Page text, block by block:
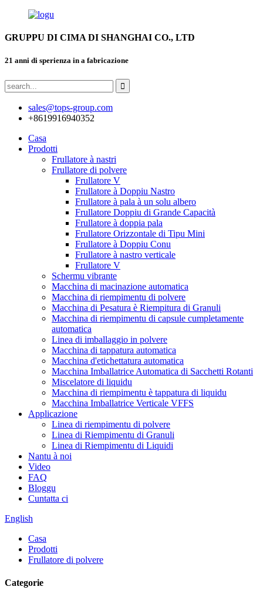
GRUPPU DI CIMA DI SHANGHAI CO., LTD
21 anni di sperienza in a fabricazione
sales@tops-group.com
+8619916940352
Casa
Prodotti
Frullatore à nastri
Frullatore di polvere
Frullatore V
Frullatore à Doppiu Nastro
Frullatore à pala à un solu albero
Frullatore Doppiu di Grande Capacità
Frullatore à doppia pala
Frullatore Orizzontale di Tipu Mini
Frullatore à Doppiu Conu
Frullatore à nastro verticale
Frullatore V
Schermu vibrante
Macchina di macinazione automatica
Macchina di riempimentu di polvere
Macchina di Pesatura è Riempitura di Granuli
Macchina di riempimentu di capsule cumpletamente
automatica
Linea di imballaggio in polvere
Macchina di tappatura automatica
Macchina d'etichettatura automatica
Macchina Imballatrice Automatica di Sacchetti Rotanti
Miscelatore di liquidu
Macchina di riempimentu è tappatura di liquidu
Macchina Imballatrice Verticale VFFS
Applicazione
Linea di riempimentu di polvere
Linea di Riempimentu di Granuli
Linea di Riempimentu di Liquidi
Nantu à noi
Video
FAQ
Bloggu
Cuntatta ci
English
Casa
Prodotti
Frullatore di polvere
Categorie